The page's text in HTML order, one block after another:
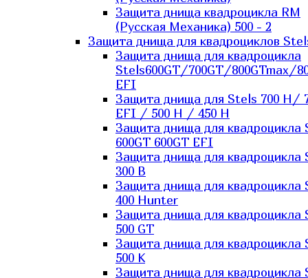
Защита днища квадроцикла RM
(Русская Механика) 500 - 2
Защита днища для квадроциклов
Защита днища для квадроцикла
Stels600GT/700GT/800GTmax/
EFI
Защита днища для Stels 700 H/
EFI / 500 H / 450 H
Защита днища для квадроцикла
600GT 600GT EFI
Защита днища для квадроцикла
300 B
Защита днища для квадроцикла
400 Hunter
Защита днища для квадроцикла
500 GT
Защита днища для квадроцикла
500 K
Защита днища для квадроцикла